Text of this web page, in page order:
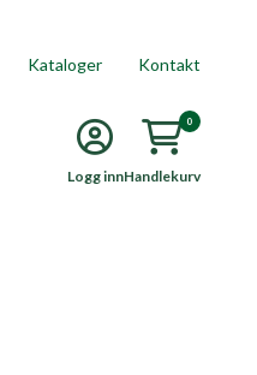
Kataloger Kontakt
Logg innHandlekurv
0